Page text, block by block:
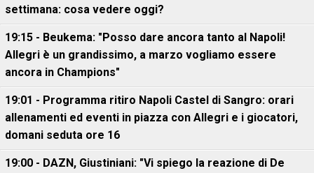
settimana: cosa vedere oggi?
19:15 - Beukema: "Posso dare ancora tanto al Napoli!
Allegri è un grandissimo, a marzo vogliamo essere
ancora in Champions"
19:01 - Programma ritiro Napoli Castel di Sangro: orari
allenamenti ed eventi in piazza con Allegri e i giocatori,
domani seduta ore 16
19:00 - DAZN, Giustiniani: "Vi spiego la reazione di De